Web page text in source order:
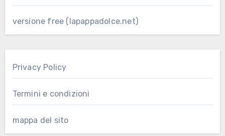
versione free (lapappadolce.net)
Privacy Policy
Termini e condizioni
mappa del sito